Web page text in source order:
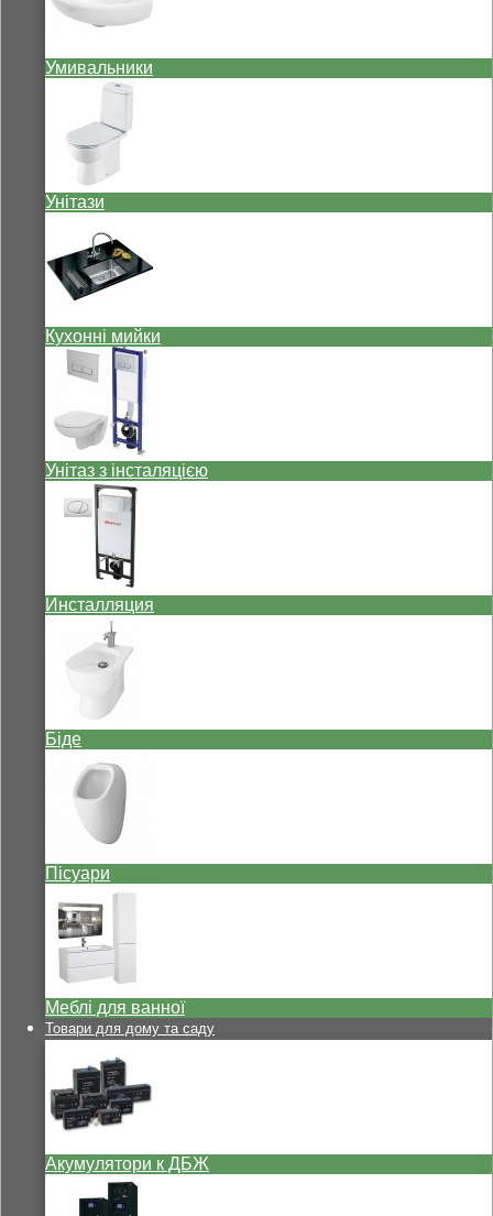
Умивальники
Унітази
Кухонні мийки
Унітаз з інсталяцією
Инсталляция
Біде
Пісуари
Меблі для ванної
Товари для дому та саду
Акумулятори к ДБЖ